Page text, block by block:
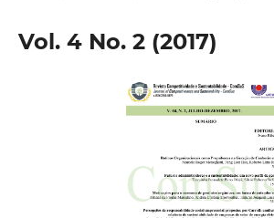
Vol. 4 No. 2 (2017)